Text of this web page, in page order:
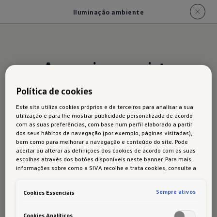
Iluminação ambiente
A sua viagem vista
sob uma luz
diferente
Com a iluminação ambienteconfere um toque
muito pessoal ao seu T-Cross. A luz branca
umaatmosfera agradável, iluminando
Política de cookies
Este site utiliza cookies próprios e de terceiros para analisar a sua
utilização e para lhe mostrar publicidade personalizada de acordo
com as suas preferências, com base num perfil elaborado a partir
dos seus hábitos de navegação (por exemplo, páginas visitadas),
bem como para melhorar a navegação e conteúdo do site. Pode
aceitar ou alterar as definições dos cookies de acordo com as suas
escolhas através dos botões disponíveis neste banner. Para mais
informações sobre como a SIVA recolhe e trata cookies, consulte a
Cookies Essenciais Sempre ativos
Cookies Analíticos